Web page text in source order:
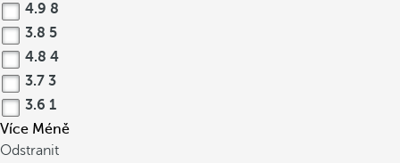
4.9 8
3.8 5
4.8 4
3.7 3
3.6 1
Více Méně
Odstranit